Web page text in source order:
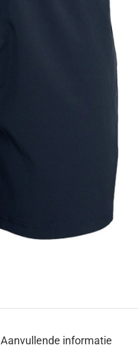
Aanvullende informatie